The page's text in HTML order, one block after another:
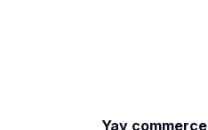
Yay